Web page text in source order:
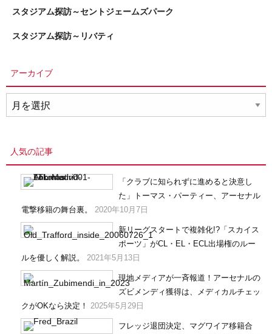
スタジアム探訪～セントジェームズパーク
スタジアム探訪～リバティ
アーカイブ
ー
人気の記事
「クラブに知られずに進めると決意し
た」トーマス・パーティー、アーセナル
電撃移籍の舞台裏。
2020年10月7日
新リーグスタートで複雑化!?「スカイス
ポーツ」がCL・EL・ECL出場権のルー
ルを優しく解説。
2021年5月13日
現地メディアが一斉報道！アーセナルの
ズビメンディ獲得は、メディカルチェッ
クがOKなら決定！
2025年5月29日
フレッジ退団決定、マグワイア移籍合